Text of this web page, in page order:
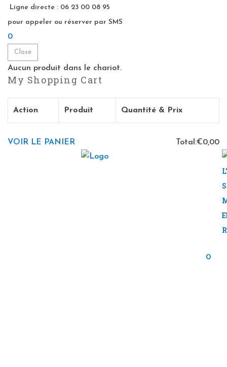
Ligne directe : 06 23 00 08 95
pour appeler ou réserver par SMS
0
Close
Aucun produit dans le chariot.
My Shopping Cart
Action Produit Quantité & Prix
VOIR LE PANIER Total:€0,00
0